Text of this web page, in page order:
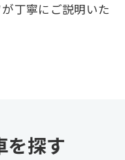
丁寧にご説明いた
を探す